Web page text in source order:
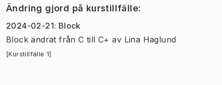
Ändring gjord på kurstillfälle:
2024-02-21: Block
Block ändrat från C till C+ av Lina Haglund
[Kurstillfälle 1]